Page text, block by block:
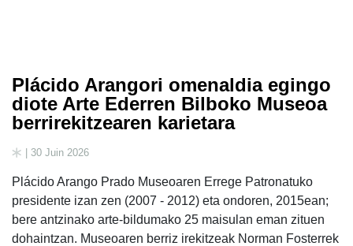
Plácido Arangori omenaldia egingo
diote Arte Ederren Bilboko Museoa
berrirekitzearen karietara
| 30 Juin 2026
Plácido Arango Prado Museoaren Errege Patronatuko
presidente izan zen (2007 - 2012) eta ondoren, 2015ean;
bere antzinako arte-bildumako 25 maisulan eman zituen
dohaintzan. Museoaren berriz irekitzeak Norman Fosterrek